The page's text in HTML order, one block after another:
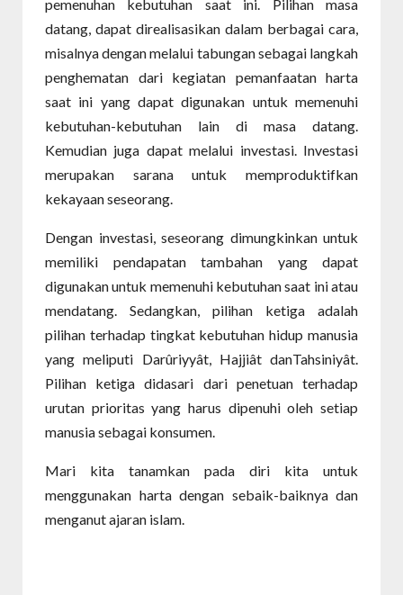
pemenuhan kebutuhan saat ini. Pilihan masa
datang, dapat direalisasikan dalam berbagai cara,
misalnya dengan melalui tabungan sebagai langkah
penghematan dari kegiatan pemanfaatan harta
saat ini yang dapat digunakan untuk memenuhi
kebutuhan-kebutuhan lain di masa datang.
Kemudian juga dapat melalui investasi. Investasi
merupakan sarana untuk memproduktifkan
kekayaan seseorang.
Dengan investasi, seseorang dimungkinkan untuk
memiliki pendapatan tambahan yang dapat
digunakan untuk memenuhi kebutuhan saat ini atau
mendatang. Sedangkan, pilihan ketiga adalah
pilihan terhadap tingkat kebutuhan hidup manusia
yang meliputi Darûriyyât, Hajjiât danTahsiniyât.
Pilihan ketiga didasari dari penetuan terhadap
urutan prioritas yang harus dipenuhi oleh setiap
manusia sebagai konsumen.
Mari kita tanamkan pada diri kita untuk
menggunakan harta dengan sebaik-baiknya dan
menganut ajaran islam.